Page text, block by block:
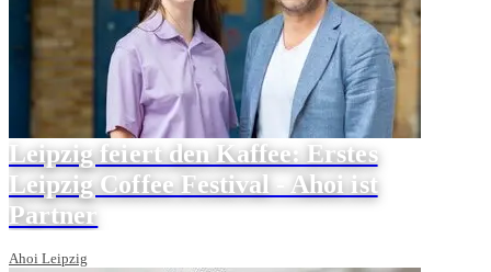
Leipzig feiert den Kaffee: Erstes
Leipzig Coffee Festival - Ahoi ist
Partner
Ahoi Leipzig